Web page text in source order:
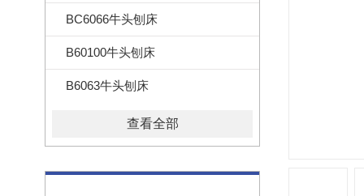
BC6066牛头刨床
B60100牛头刨床
B6063牛头刨床
查看全部